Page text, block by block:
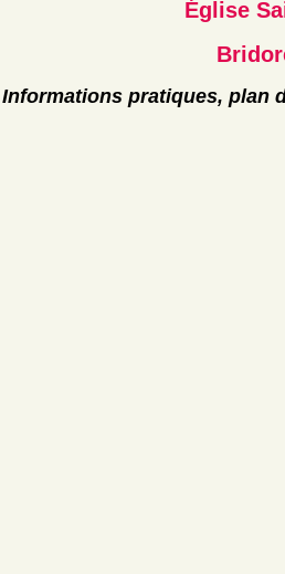
Église
Informations pratiques, plan